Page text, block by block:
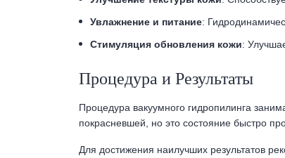
Увлажнение и питание:
Стимуляция обновления кожи:
Процедура и Результаты
Процедура вакуумного гидропилинга
покрасневшей, но это состояние быстро
Для достижения наилучших результатов